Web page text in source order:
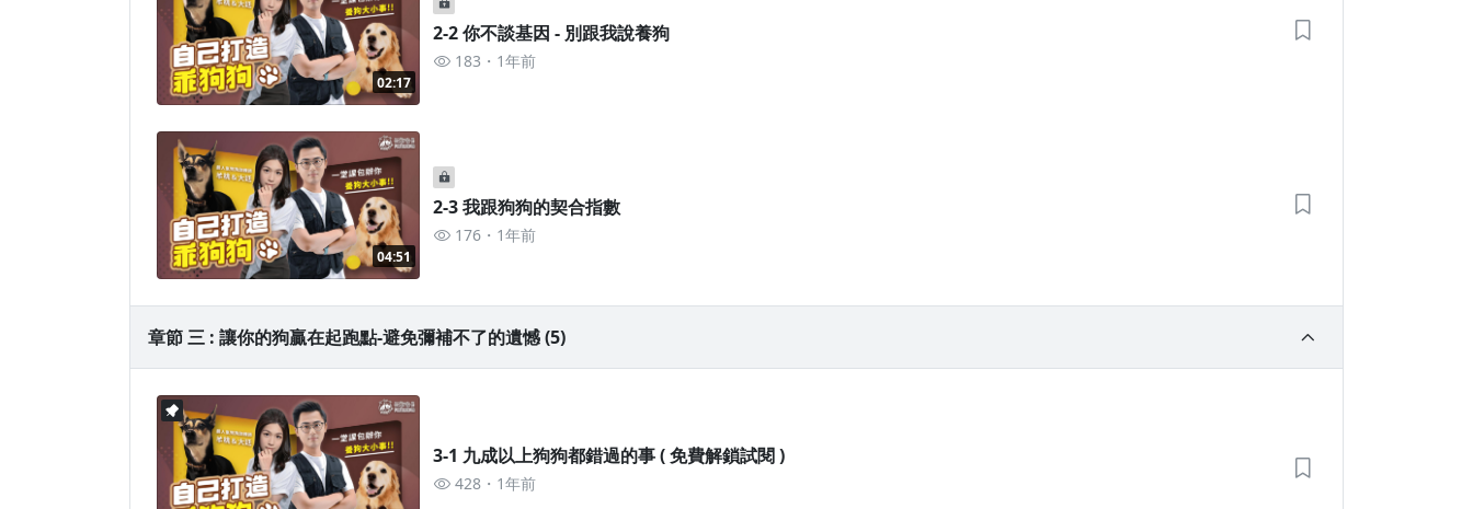
02:17
2-2 你不談基因 - 別跟我說養狗
183 1年前
04:51
2-3 我跟狗狗的契合指數
176 1年前
章節 三 : 讓你的狗贏在起跑點-避免彌補不了的遺憾 (5)
3-1 九成以上狗狗都錯過的事 ( 免費解鎖試閱 )
428 1年前